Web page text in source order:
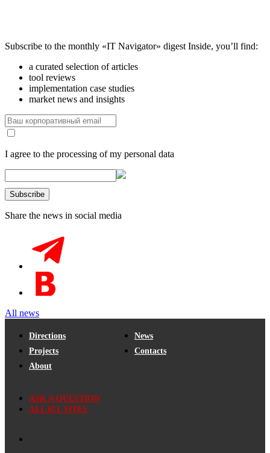
Subscribe to the monthly «IT Navigator» digest Inside, you’ll find:
a curated selection of articles
tool reviews
implementation case studies
market news and insights
I agree to the processing of my personal data
Share the news in social media
All news
Directions
Projects
About
News
Contacts
ASK A QUESTION
ALL ICL SITES